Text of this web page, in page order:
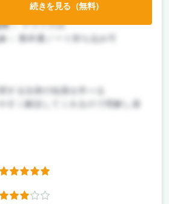
：
テスト・レポート両方なし
：テストのみ
：
教科書ノート持ち込み可
する法律の知識を学べる
すく解説してくれるので理解し易
5
3
続きを見る（無料）